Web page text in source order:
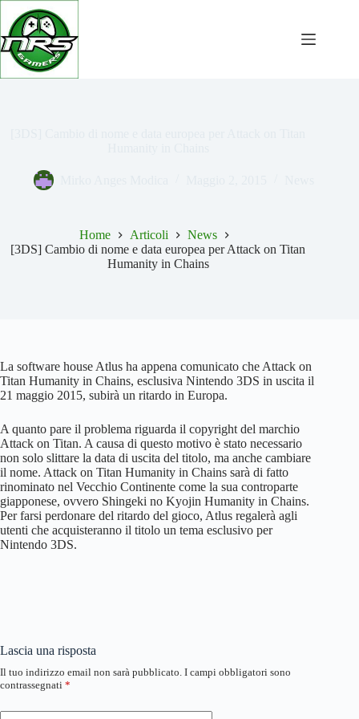
Salta
contenuto
Home Articoli
News
[3DS] Cambio di nome e data europea per Attack on Titan
Humanity in Chains
La software house Atlus ha appena comunicato che Attack on
Titan Humanity in Chains, esclusiva Nintendo 3DS in uscita il
21 maggio 2015, subirà un ritardo in Europa.
A quanto pare il problema riguarda il copyright del marchio
Attack on Titan. A causa di questo motivo è stato necessario
non solo slittare la data di uscita del titolo, ma anche cambiare
il nome. Attack on Titan Humanity in Chains sarà di fatto
rinominato nel Vecchio Continente come la sua controparte
giapponese, ovvero Shingeki no Kyojin Humanity in Chains.
Per farsi perdonare del ritardo del gioco, Atlus regalerà agli
utenti che acquisteranno il titolo un tema esclusivo per
Nintendo 3DS.
Lascia una risposta
Il tuo indirizzo email non sarà pubblicato. I campi obbligatori sono
contrassegnati *